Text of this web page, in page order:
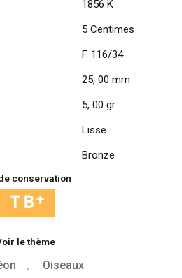
1856 K
5 Centimes
F. 116/34
25, 00 mm
5, 00 gr
Lisse
Bronze
conservation
le thème
, Oiseaux